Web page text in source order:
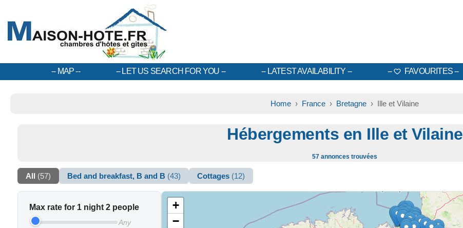
MAP LET US SEARCH FOR YOU LATEST AVAILABILITY FAVOURITES
Home › France › Bretagne › Ille et Vilaine
Hébergements en Ille et Vilaine
57 annonces trouvées
All (57) Bed and breakfast, B and B (43) Cottages (12)
Max rate for 1 night 2 people
Any
+
−